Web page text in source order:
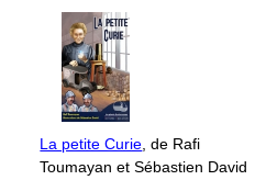
La petite Curie, de Rafi
Toumayan et Sébastien David